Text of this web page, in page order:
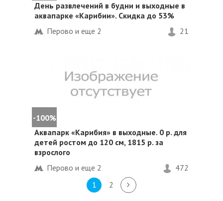
День развлечений в будни и выходные в
аквапарке «Карибии». Скидка до 53%
Перово и еще 2 21
-100%
Аквапарк «Карибия» в выходные. 0 р. для
детей ростом до 120 см, 1815 р. за
взрослого
Перово и еще 2
472
1
2